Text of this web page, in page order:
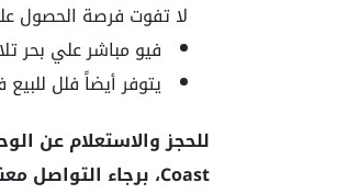
لا تفوت فرصة الحصول
فيو مباشر علي بحر
يتوفر أيضاً فلل
للحجز والاستعلام عن
Coast، برجاء التواصل